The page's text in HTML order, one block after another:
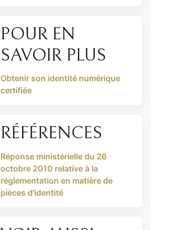
POUR EN
SAVOIR PLUS
Obtenir son identité numérique
certifiée
RÉFÉRENCES
Réponse ministérielle du 26
octobre 2010 relative à la
réglementation en matière de
pièces d'identité